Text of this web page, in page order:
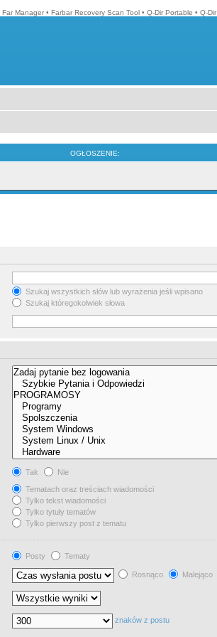
Far Manager • Farbar Recovery Scan Tool • Q-Dir Portable • Q-Dir
OGŁOSZENIE:
Szukaj wszystkich słów lub wyrażenia jeśli wpisano
Szukaj któregokolwiek słowa
Tak
Nie
Tematach oraz treściach wiadomości
Tylko tekst wiadomości
Tylko tytuły tematów
Tylko pierwszy post z tematu
Posty
Tematy
Rosnąco Malejąco
znaków z postu